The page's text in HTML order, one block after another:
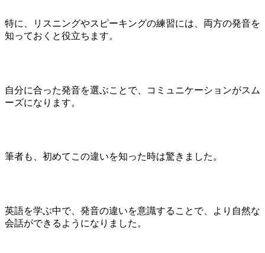
特に、リスニングやスピーキングの練習には、両方の発音を
知っておくと役立ちます。
自分に合った発音を選ぶことで、コミュニケーションがスム
ーズになります。
筆者も、初めてこの違いを知った時は驚きました。
英語を学ぶ中で、発音の違いを意識することで、より自然な
会話ができるようになりました。